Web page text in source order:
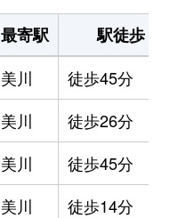
最寄駅
駅徒歩
美川
徒歩45分
美川
徒歩26分
美川
徒歩45分
美川
徒歩14分